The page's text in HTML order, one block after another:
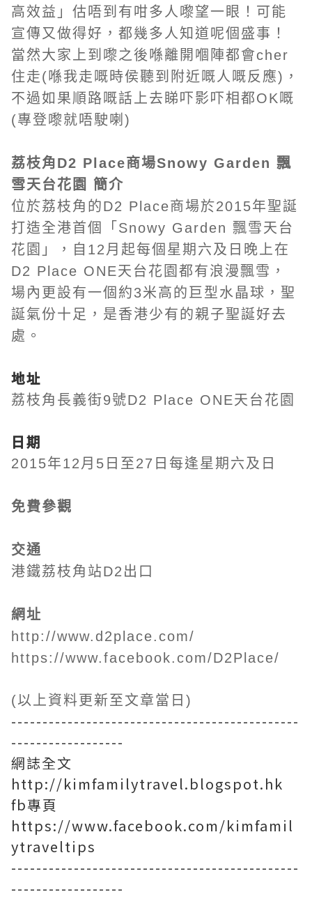
高效益」估唔到有咁多人嚟望一眼！可能
宣傳又做得好，都幾多人知道呢個盛事！
當然大家上到嚟之後喺離開嗰陣都會cher
住走(喺我走嘅時侯聽到附近嘅人嘅反應)，
不過如果順路嘅話上去睇吓影吓相都OK嘅
(專登嚟就唔駛喇)
荔枝角D2 Place商場Snowy Garden 飄
雪天台花園
簡介
位於荔枝角的D2 Place商場於2015年聖誕
打造全港首個「Snowy Garden 飄雪天台
花園」，自12月起每個星期六及日晚上在
D2 Place ONE天台花園都有浪漫飄雪，
場內更設有一個約3米高的巨型水晶球，聖
誕氣份十足，是香港少有的親子聖誕好去
處。
地址
荔枝角長義街9號D2 Place ONE天台花園
日期
2015年12月5日至27日每逢星期六及日
免費參觀
交通
港鐵荔枝角站D2出口
網址
http://www.d2place.com/
https://www.facebook.com/D2Place/
(以上資料更新至文章當日)
----------------------------------------------
------------------
網誌全文
http://kimfamilytravel.blogspot.hk
fb專頁
https://www.facebook.com/kimfamil
ytraveltips
----------------------------------------------
------------------